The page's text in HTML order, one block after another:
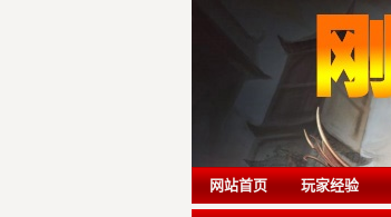
网站首页 玩家经验